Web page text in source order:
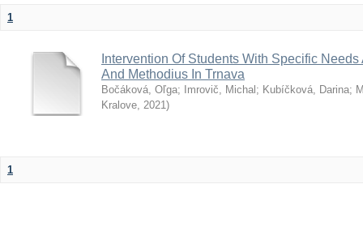
1
Intervention Of Students With Specific
And Methodius In Trnava
Bočáková, Oľga; Imrovič, Michal ; Kubíčková, Darina;
Kralove, 2021)
1